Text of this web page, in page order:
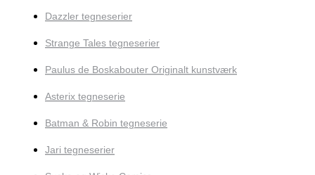
Dazzler tegneserier
Strange Tales tegneserier
Paulus de Boskabouter Originalt kunstværk
Asterix tegneserie
Batman & Robin tegneserie
Jari tegneserier